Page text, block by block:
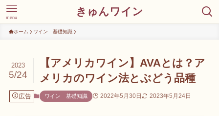
きゅんワイン
menu
ホーム ワイン 基礎知識
【アメリカワイン】AVAとは？ア
メリカのワイン法とぶどう品種
2023
5/24
広告 ワイン 基礎知識 2022年5月30日 2023年5月24日